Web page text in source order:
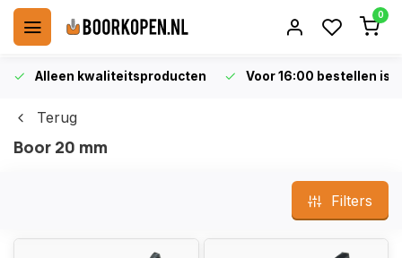
0
Alleen kwaliteitsproducten Voor 16:00 bestellen is
Terug
Boor 20 mm
Filters